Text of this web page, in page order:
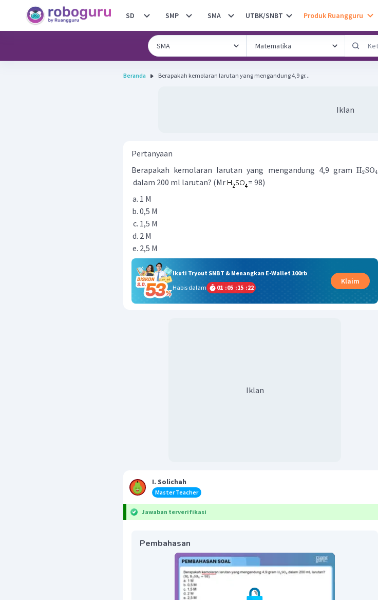
SD SMP SMA UTBK/SNBT Produk Ruangguru
Beranda Berapakah kemolaran larutan yang mengandung 4,9 gr...
Iklan
Pertanyaan
Berapakah kemolaran larutan yang mengandung 4,9 gram H2SO4
dalam 200 ml larutan? (Mr
= 98)
1 M
0,5 M
1,5 M
2 M
2,5 M
Ikuti Tryout SNBT & Menangkan E-Wallet 100rb
Habis dalam
01 :05 :15 :21
Klaim
Iklan
I. Solichah
Master Teacher
Jawaban terverifikasi
Pembahasan